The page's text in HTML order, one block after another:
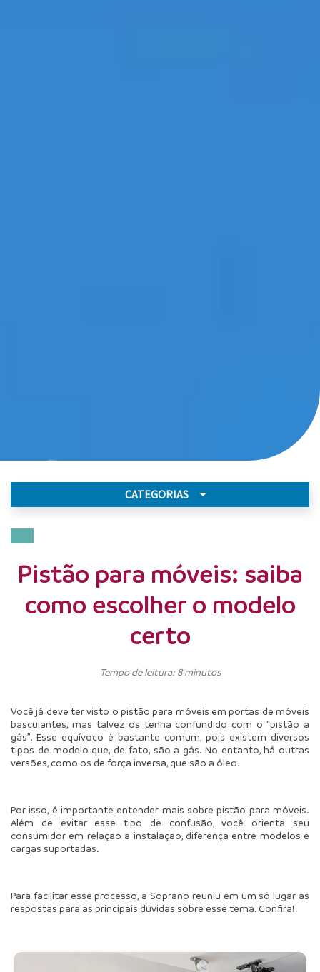
Pistão para móveis: saiba
como escolher o modelo
certo
Tempo de leitura: 8 minutos
Você já deve ter visto o pistão para móveis em portas de móveis
basculantes, mas talvez os tenha confundido com o “pistão a
gás”. Esse equívoco é bastante comum, pois existem diversos
tipos de modelo que, de fato, são a gás. No entanto, há outras
versões, como os de força inversa, que são a óleo.
Por isso, é importante entender mais sobre pistão para móveis.
Além de evitar esse tipo de confusão, você orienta seu
consumidor em relação a instalação, diferença entre modelos e
cargas suportadas.
Para facilitar esse processo, a Soprano reuniu em um só lugar as
respostas para as principais dúvidas sobre esse tema. Confira!
CATEGORIAS